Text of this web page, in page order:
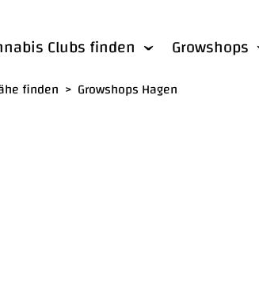
Clubs finden Growshops
finden > Growshops Hagen